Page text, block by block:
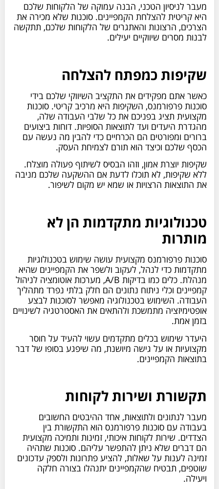
מעבר לניסיון הטכני, הבנה עמוקה של הלקוחות שלכם
היא קריטית להצלחת הקמפיינים. סוכנות שלא מכירה את
הצרכים, הרצונות והאתגרים של הלקוחות שלכם, תתקשה
לבנות מסרים שיווקיים יעילים.
שקיפות כמפתח להצלחה
כאשר אתם מפקידים את התקציב השיווקי שלכם בידי
סוכנות פרפורמנס, השקיפות היא מרכיב קריטי. סוכנות
מקצועית תציג בפניכם את כל שלבי העבודה שלה,
מהגדרת היעדים ועד לתוצאות הסופיות. דוחות ביצועים
ברורים ומפורטים הם הכרחיים כדי להבין מה נעשה עם
הכסף שלכם וכיצד הוא תורם לצמיחת העסק.
שקיפות יוצרת אמון, וזהו הבסיס לשיתוף פעולה מוצלח.
ללא שקיפות, לא תוכלו לדעת אם ההשקעה שלכם מניבה
את התוצאות הרצויות או שמא יש מקום לשיפור.
טכנולוגיות מתקדמות הן לא
מותרות
סוכנות פרפורמנס מקצועית עושה שימוש בטכנולוגיות
מתקדמות כדי לנהל, לעקוב ולשפר את הקמפיינים שהיא
מנהלת. כלים כמו בדיקות A/B, מערכות אוטומציה לניהול
קמפיינים וכלי ניתוח נתונים הם חלק בלתי נפרד מתהליך
העבודה. השימוש בטכנולוגיה מאפשר לסוכנות לבצע
אופטימיזציה מתמשכת ולהתאים את האסטרטגיה לשינויים
בזמן אמת.
היעדר שימוש בכלים מתקדמים עשוי להעיד על חוסר
מקצועיות או על גישה מיושנת, מה שיפגע בסופו של דבר
בתוצאות הקמפיינים.
תקשורת ושירות לקוחות
מעבר לנתונים ולתוצאות, אחד ההיבטים החשובים
בעבודה עם סוכנות פרפורמנס הוא התקשורת בין
הצדדים. שירות לקוחות איכותי, זמינות ותמיכה מקצועית
הם דברים שלא ניתן להתפשר עליהם. סוכנות שתהיה
זמינה לענות על שאלות, להציע פתרונות ולספק עדכונים
שוטפים, תבטיח שהקמפיינים יתנהלו בצורה חלקה
ויעילה.